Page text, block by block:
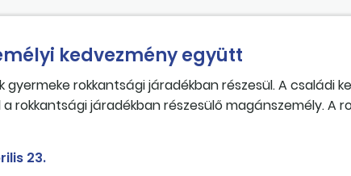
kedvezmény együtt
rokkantsági járadékban részesül. A családi
járadékban részesülő magánszemély. A
összevont adóalapba tartozó jövedelemmel
a családi kedvezményt és az emelt összegű családi
23.